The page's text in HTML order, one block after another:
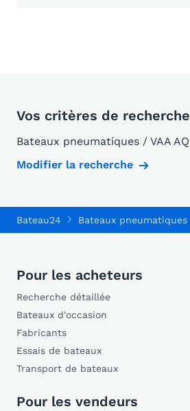
Vos critères de recherche
Bateaux pneumatiques / VAA AQ
Modifier la recherche
Bateau24 Bateaux pneumatiques
Pour les acheteurs
Recherche détaillée
Bateaux d'occasion
Fabricants
Essais de bateaux
Transport de bateaux
Pour les vendeurs